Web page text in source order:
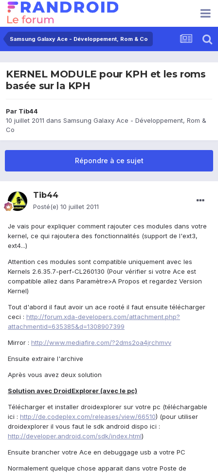
Samsung Galaxy Ace - Développement, Rom & Co
KERNEL MODULE pour KPH et les roms
basée sur la KPH
Par Tib44
10 juillet 2011 dans Samsung Galaxy Ace - Développement, Rom &
Co
Répondre à ce sujet
Tib44
Posté(e) 10 juillet 2011
Je vais pour expliquer comment rajouter ces modules dans votre
kernel, ce qui rajoutera des fonctionnalités (support de l'ext3,
ext4...)
Attention ces modules sont compatible uniquement avec les
Kernels 2.6.35.7-perf-CL260130 (Pour vérifier si votre Ace est
compatible allez dans Paramètre>A Propos et regardez Version
Kernel)
Tout d'abord il faut avoir un ace rooté il faut ensuite télécharger
ceci : http://forum.xda-developers.com/attachment.php?
attachmentid=635385&d=1308907399
Mirror : http://www.mediafire.com/?2dms2oa4jrchmvv
Ensuite extraire l'archive
Après vous avez deux solution
Solution avec DroidExplorer (avec le pc)
Télécharger et installer droidexplorer sur votre pc (téléchargable
ici : http://de.codeplex.com/releases/view/66510) (pour utiliser
droidexplorer il vous faut le sdk android dispo ici :
http://developer.android.com/sdk/index.html)
Ensuite brancher votre Ace en debuggage usb a votre PC
Normalement quelque chose apparait dans votre Poste de